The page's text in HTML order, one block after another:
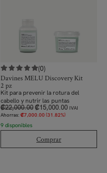
(0)
Davines MELU Discovery Kit
2 pz
Kit para prevenir la rotura del
cabello y nutrir las puntas
₡22,000.00₡15,000.00 IVAI
Ahorras: ₡7,000.00(31.82%)
9 disponibles
Comprar